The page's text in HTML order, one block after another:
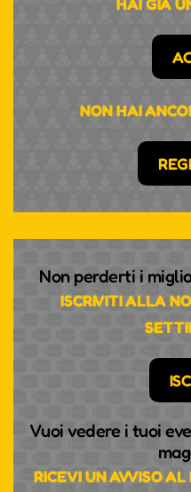
NON HAI
Non perderti i
ISCRIVITI ALLA
Vuoi vedere i tuoi
RICEVI UN AVVISO